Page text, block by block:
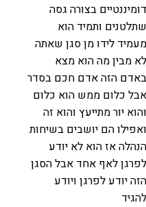
דומיננטיים בצורה גסה
שתלטנים ותמיד הוא
מעמיד לידו מן סגן שאתה
לא מבין מה הוא מצא
באדם הזה אדם חכם בסדר
אבל כלום ממש הוא כלום
והוא יור מתייעץ והוא זה
ואפילו הם יושבים בשיחות
הנהלה אז הוא לא יודע
לפרגן לאף אחד אבל הסגן
הזה יודע לפרגן ויודע
להגיד